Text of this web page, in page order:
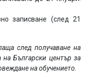
записване (след 21
след получаване на
на Български център за
на обучението.